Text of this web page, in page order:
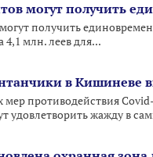
могут получить
получить
млн. леев для...
в Кишиневе
противодействия
удовлетворить жажду в